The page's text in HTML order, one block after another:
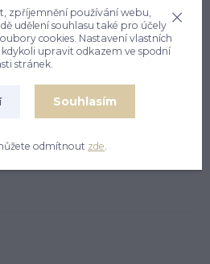
- 15.00
zpříjemnění používání webu,
udělení souhlasu také pro účely
cookies. Nastavení vlastních
upravit odkazem ve spodní
stránek.
Souhlasím
odmítnout zde